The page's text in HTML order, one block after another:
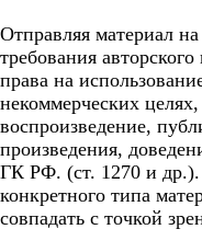
Отправляя материал на
требования
права на
некоммерческих
воспроизведение,
произведения,
ГК РФ. (ст. 1270 и
конкретного типа
совпадать с точкой